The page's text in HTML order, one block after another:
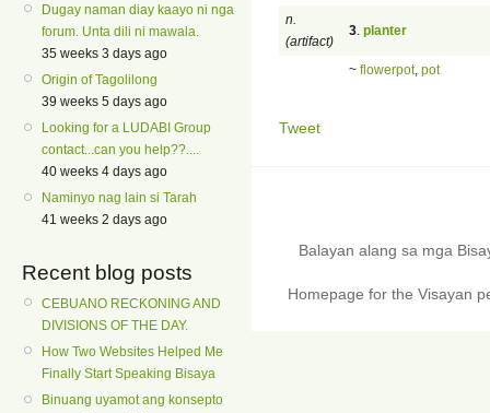
Dugay naman diay kaayo ni nga
forum. Unta dili ni mawala.
35 weeks 3 days ago
Origin of Tagolilong
39 weeks 5 days ago
Looking for a LUDABI Group
contact...can you help??....
40 weeks 4 days ago
Naminyo nag lain si Tarah
41 weeks 2 days ago
Recent blog posts
CEBUANO RECKONING AND
DIVISIONS OF THE DAY.
How Two Websites Helped Me
Finally Start Speaking Bisaya
Binuang uyamot ang konsepto
n.
(artifact)
3 planter
~ flowerpot, pot
Tweet
Balayan alang sa mga
Homepage for the Visayan